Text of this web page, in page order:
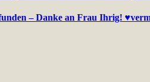
– Danke an Frau Ihrig!